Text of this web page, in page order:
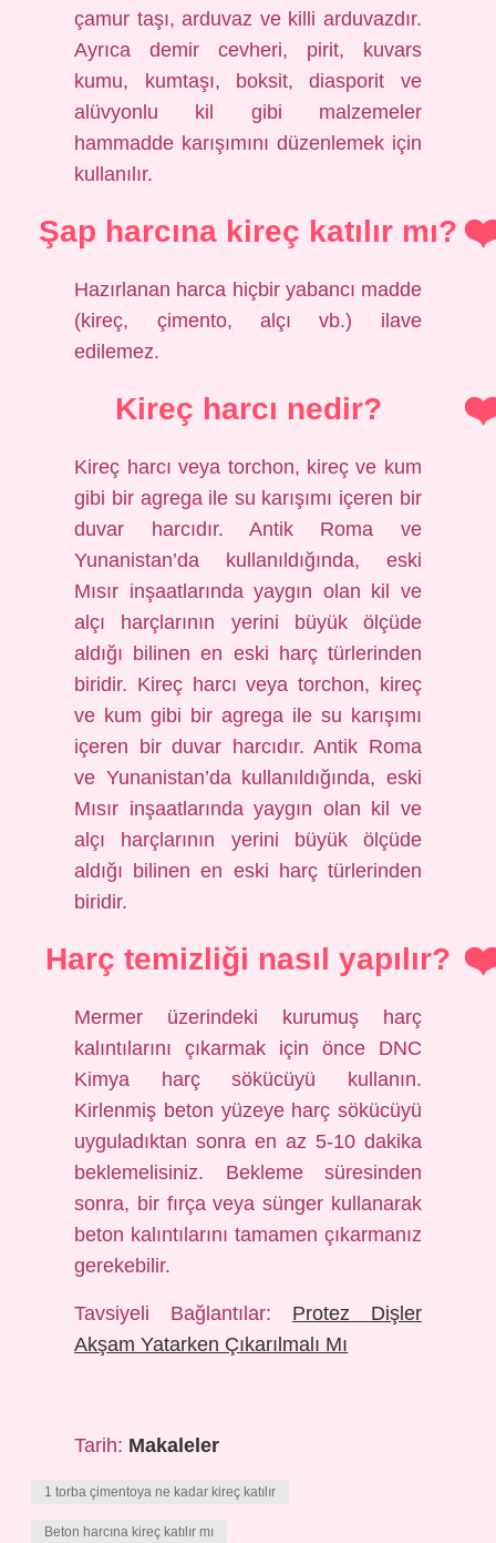
çamur taşı, arduvaz ve killi arduvazdır.
Ayrıca demir cevheri, pirit, kuvars
kumu, kumtaşı, boksit, diasporit ve
alüvyonlu kil gibi malzemeler
hammadde karışımını düzenlemek için
kullanılır.
Şap harcına kireç katılır mı?
Hazırlanan harca hiçbir yabancı madde
(kireç, çimento, alçı vb.) ilave
edilemez.
Kireç harcı nedir?
Kireç harcı veya torchon, kireç ve kum
gibi bir agrega ile su karışımı içeren bir
duvar harcıdır. Antik Roma ve
Yunanistan’da kullanıldığında, eski
Mısır inşaatlarında yaygın olan kil ve
alçı harçlarının yerini büyük ölçüde
aldığı bilinen en eski harç türlerinden
biridir. Kireç harcı veya torchon, kireç
ve kum gibi bir agrega ile su karışımı
içeren bir duvar harcıdır. Antik Roma
ve Yunanistan’da kullanıldığında, eski
Mısır inşaatlarında yaygın olan kil ve
alçı harçlarının yerini büyük ölçüde
aldığı bilinen en eski harç türlerinden
biridir.
Harç temizliği nasıl yapılır?
Mermer üzerindeki kurumuş harç
kalıntılarını çıkarmak için önce DNC
Kimya harç sökücüyü kullanın.
Kirlenmiş beton yüzeye harç sökücüyü
uyguladıktan sonra en az 5-10 dakika
beklemelisiniz. Bekleme süresinden
sonra, bir fırça veya sünger kullanarak
beton kalıntılarını tamamen çıkarmanız
gerekebilir.
Tavsiyeli Bağlantılar: Protez Dişler
Akşam Yatarken Çıkarılmalı Mı
Tarih: Makaleler
1 torba çimentoya ne kadar kireç katılır
Beton harcına kireç katılır mı